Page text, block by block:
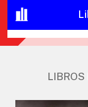
LIBROS